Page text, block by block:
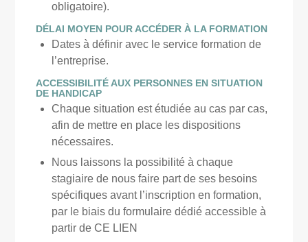
obligatoire).
DÉLAI MOYEN POUR ACCÉDER À LA FORMATION
Dates à définir avec le service formation de
l’entreprise.
ACCESSIBILITÉ AUX PERSONNES EN SITUATION
DE HANDICAP
Chaque situation est étudiée au cas par cas,
afin de mettre en place les dispositions
nécessaires.
Nous laissons la possibilité à chaque
stagiaire de nous faire part de ses besoins
spécifiques avant l’inscription en formation,
par le biais du formulaire dédié accessible à
partir deCE LIEN